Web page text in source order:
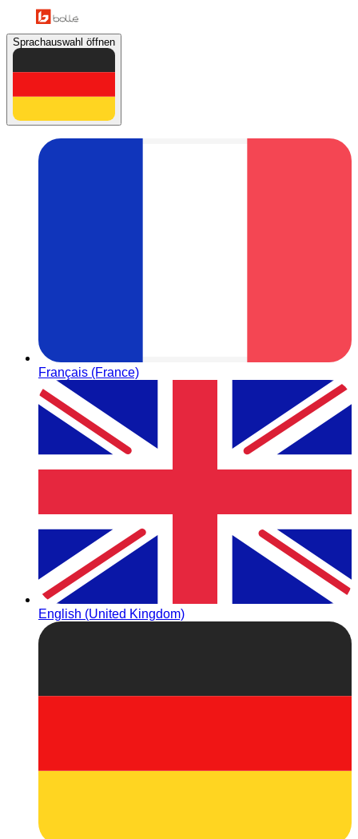
Sprachauswahl öffnen
Français (France)
English (United Kingdom)